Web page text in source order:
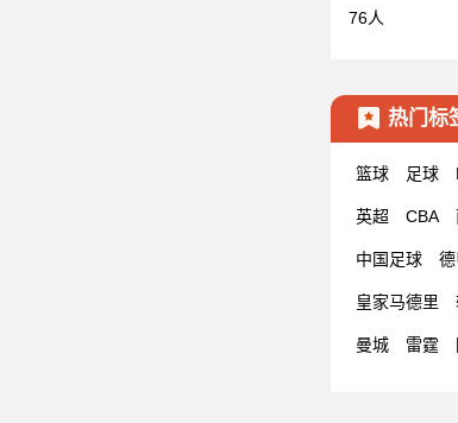
76人
热门标
篮球 足球
英超 CBA
中国足球
皇家马德里
曼城 雷霆